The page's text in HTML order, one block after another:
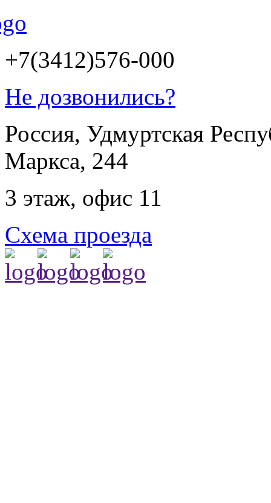
+7(3412)576-000
Не дозвонились?
Россия, Удмуртская
Маркса, 244
3 этаж, офис 11
Схема проезда